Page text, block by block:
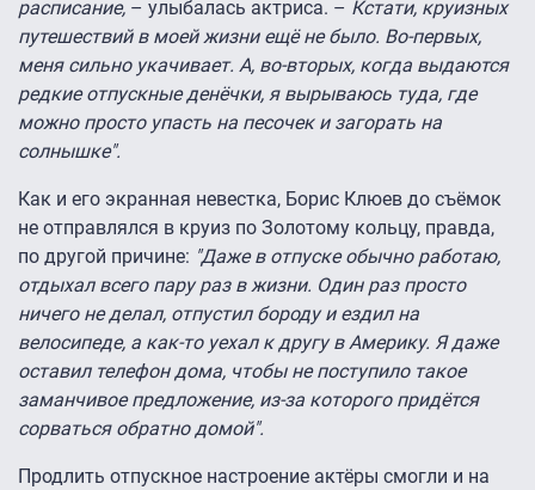
расписание, – улыбалась актриса. – Кстати, круизных
путешествий в моей жизни ещё не было. Во-первых,
меня сильно укачивает. А, во-вторых, когда выдаются
редкие отпускные денёчки, я вырываюсь туда, где
можно просто упасть на песочек и загорать на
солнышке".
Как и его экранная невестка, Борис Клюев до съёмок
не отправлялся в круиз по Золотому кольцу, правда,
по другой причине: "Даже в отпуске обычно работаю,
отдыхал всего пару раз в жизни. Один раз просто
ничего не делал, отпустил бороду и ездил на
велосипеде, а как-то уехал к другу в Америку. Я даже
оставил телефон дома, чтобы не поступило такое
заманчивое предложение, из-за которого придётся
сорваться обратно домой".
Продлить отпускное настроение актёры смогли и на